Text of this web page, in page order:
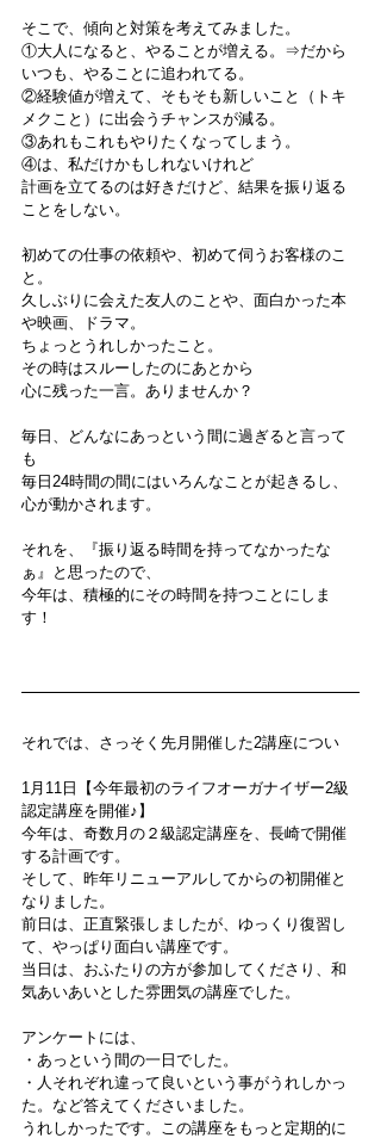
そこで、傾向と対策を考えてみました。
①大人になると、やることが増える。⇒だから
いつも、やることに追われてる。
②経験値が増えて、そもそも新しいこと（トキ
メクこと）に出会うチャンスが減る。
③あれもこれもやりたくなってしまう。
④は、私だけかもしれないけれど
計画を立てるのは好きだけど、結果を振り返る
ことをしない。
初めての仕事の依頼や、初めて伺うお客様のこ
と。
久しぶりに会えた友人のことや、面白かった本
や映画、ドラマ。
ちょっとうれしかったこと。
その時はスルーしたのにあとから
心に残った一言。ありませんか？
毎日、どんなにあっという間に過ぎると言って
も
毎日24時間の間にはいろんなことが起きるし、
心が動かされます。
それを、『振り返る時間を持ってなかったな
ぁ』と思ったので、
今年は、積極的にその時間を持つことにしま
す！
それでは、さっそく先月開催した2講座につい
1月11日【今年最初のライフオーガナイザー2級
認定講座を開催♪】
今年は、奇数月の２級認定講座を、長崎で開催
する計画です。
そして、昨年リニューアルしてからの初開催と
なりました。
前日は、正直緊張しましたが、ゆっくり復習し
て、やっぱり面白い講座です。
当日は、おふたりの方が参加してくださり、和
気あいあいとした雰囲気の講座でした。
アンケートには、
・あっという間の一日でした。
・人それぞれ違って良いという事がうれしかっ
た。など答えてくださいました。
うれしかったです。この講座をもっと定期的に